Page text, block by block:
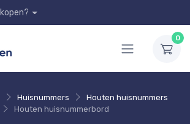
0
Huisnummers
Houten huisnummers
Houten huisnummerbord